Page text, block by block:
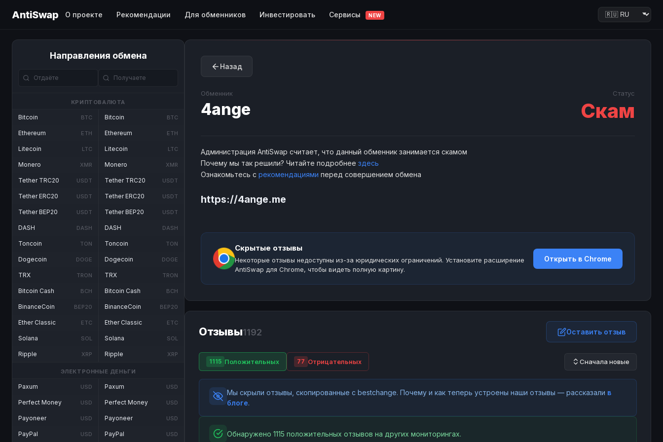
AntiSwap О проекте Рекомендации Для обменников Инвестировать Сервисы NEW
Направления обмена
КРИПТОВАЛЮТА
Bitcoin BTC
Ethereum ETH
Litecoin LTC
Monero XMR
Tether TRC20 USDT
Tether ERC20 USDT
Tether BEP20 USDT
DASH DASH
Toncoin TON
Dogecoin DOGE
TRX TRON
Bitcoin Cash BCH
BinanceCoin BEP20
Ether Classic ETC
Solana SOL
Ripple XRP
Bitcoin BTC
Ethereum ETH
Litecoin LTC
Monero XMR
Tether TRC20 USDT
Tether ERC20 USDT
Tether BEP20 USDT
DASH DASH
Toncoin TON
Dogecoin DOGE
TRX TRON
Bitcoin Cash BCH
BinanceCoin BEP20
Ether Classic ETC
Solana SOL
Ripple XRP
ЭЛЕКТРОННЫЕ ДЕНЬГИ
Paxum USD
Perfect Money USD
Payoneer USD
PayPal USD
Paxum USD
Perfect Money USD
Payoneer USD
PayPal USD
Назад
Обменник
4ange
Статус
Скам
Администрация AntiSwap считает, что данный обменник занимается скамом
Почему мы так решили? Читайте подробнее здесь
Ознакомьтесь с рекомендациями перед совершением обмена
https://4ange.me
Скрытые отзывы
Некоторые отзывы недоступны из-за юридических ограничений. Установите расширение
AntiSwap для Chrome, чтобы видеть полную картину.
Открыть в Chrome
Отзывы1192 Оставить отзыв
1115 Положительных 77 Отрицательных Сначала новые
Мы скрыли отзывы, скопированные с bestchange. Почему и как теперь устроены наши отзывы — рассказали в
блоге.
Обнаружено 1115 положительных отзывов на других мониторингах.